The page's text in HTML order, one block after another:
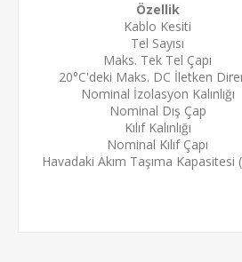
Özellik
Kablo Kesiti
Tel Sayısı
Maks. Tek Tel Çapı
20°C'deki Maks. DC İletken
Nominal İzolasyon Kalınlığı
Nominal Dış Çap
Kılıf Kalınlığı
Nominal Kılıf Çapı
Havadaki Akım Taşıma Kapasitesi